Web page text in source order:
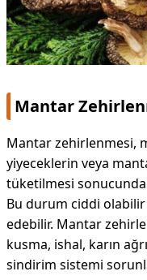
Mantar
Mantar zehirlenmesi,
yiyeceklerin veya
tüketilmesi sonucunda
Bu durum ciddi
edebilir. Mantar
kusma, ishal, karın
sindirim sistemi